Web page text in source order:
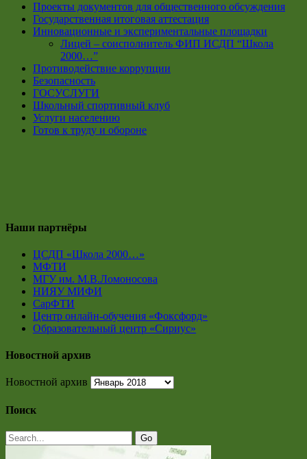
Проекты документов для общественного обсуждения
Государственная итоговая аттестация
Инновационные и экспериментальные площадки
Лицей – соисполнитель ФИП ИСДП “Школа
2000…”
Противодействие коррупции
Безопасность
ГОСУСЛУГИ
Школьный спортивный клуб
Услуги населению
Готов к труду и обороне
Наши партнёры
ЦСДП «Школа 2000…»
МФТИ
МГУ им. М.В.Ломоносова
НИЯУ МИФИ
СарФТИ
Центр онлайн-обучения «Фоксфорд»
Образовательный центр «Сириус»
Новостной архив
Новостной архив
Поиск